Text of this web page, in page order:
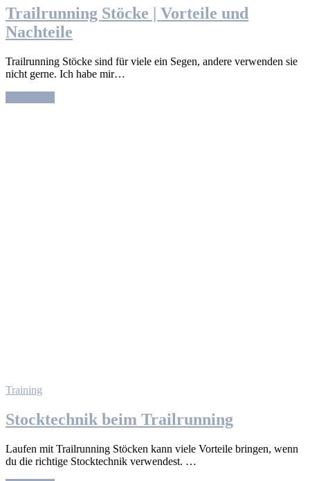
Trailrunning Stöcke | Vorteile und
Nachteile
Trailrunning Stöcke sind für viele ein Segen, andere verwenden sie
nicht gerne. Ich habe mir…
Training
Stocktechnik beim Trailrunning
Laufen mit Trailrunning Stöcken kann viele Vorteile bringen, wenn
du die richtige Stocktechnik verwendest. …